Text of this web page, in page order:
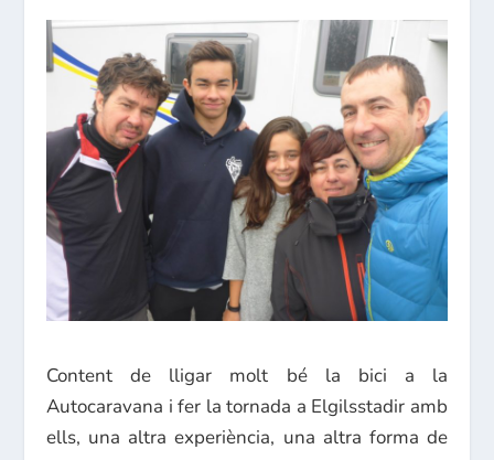
Content de lligar molt bé la bici a la
Autocaravana i fer la tornada a Elgilsstadir amb
ells, una altra experiència, una altra forma de